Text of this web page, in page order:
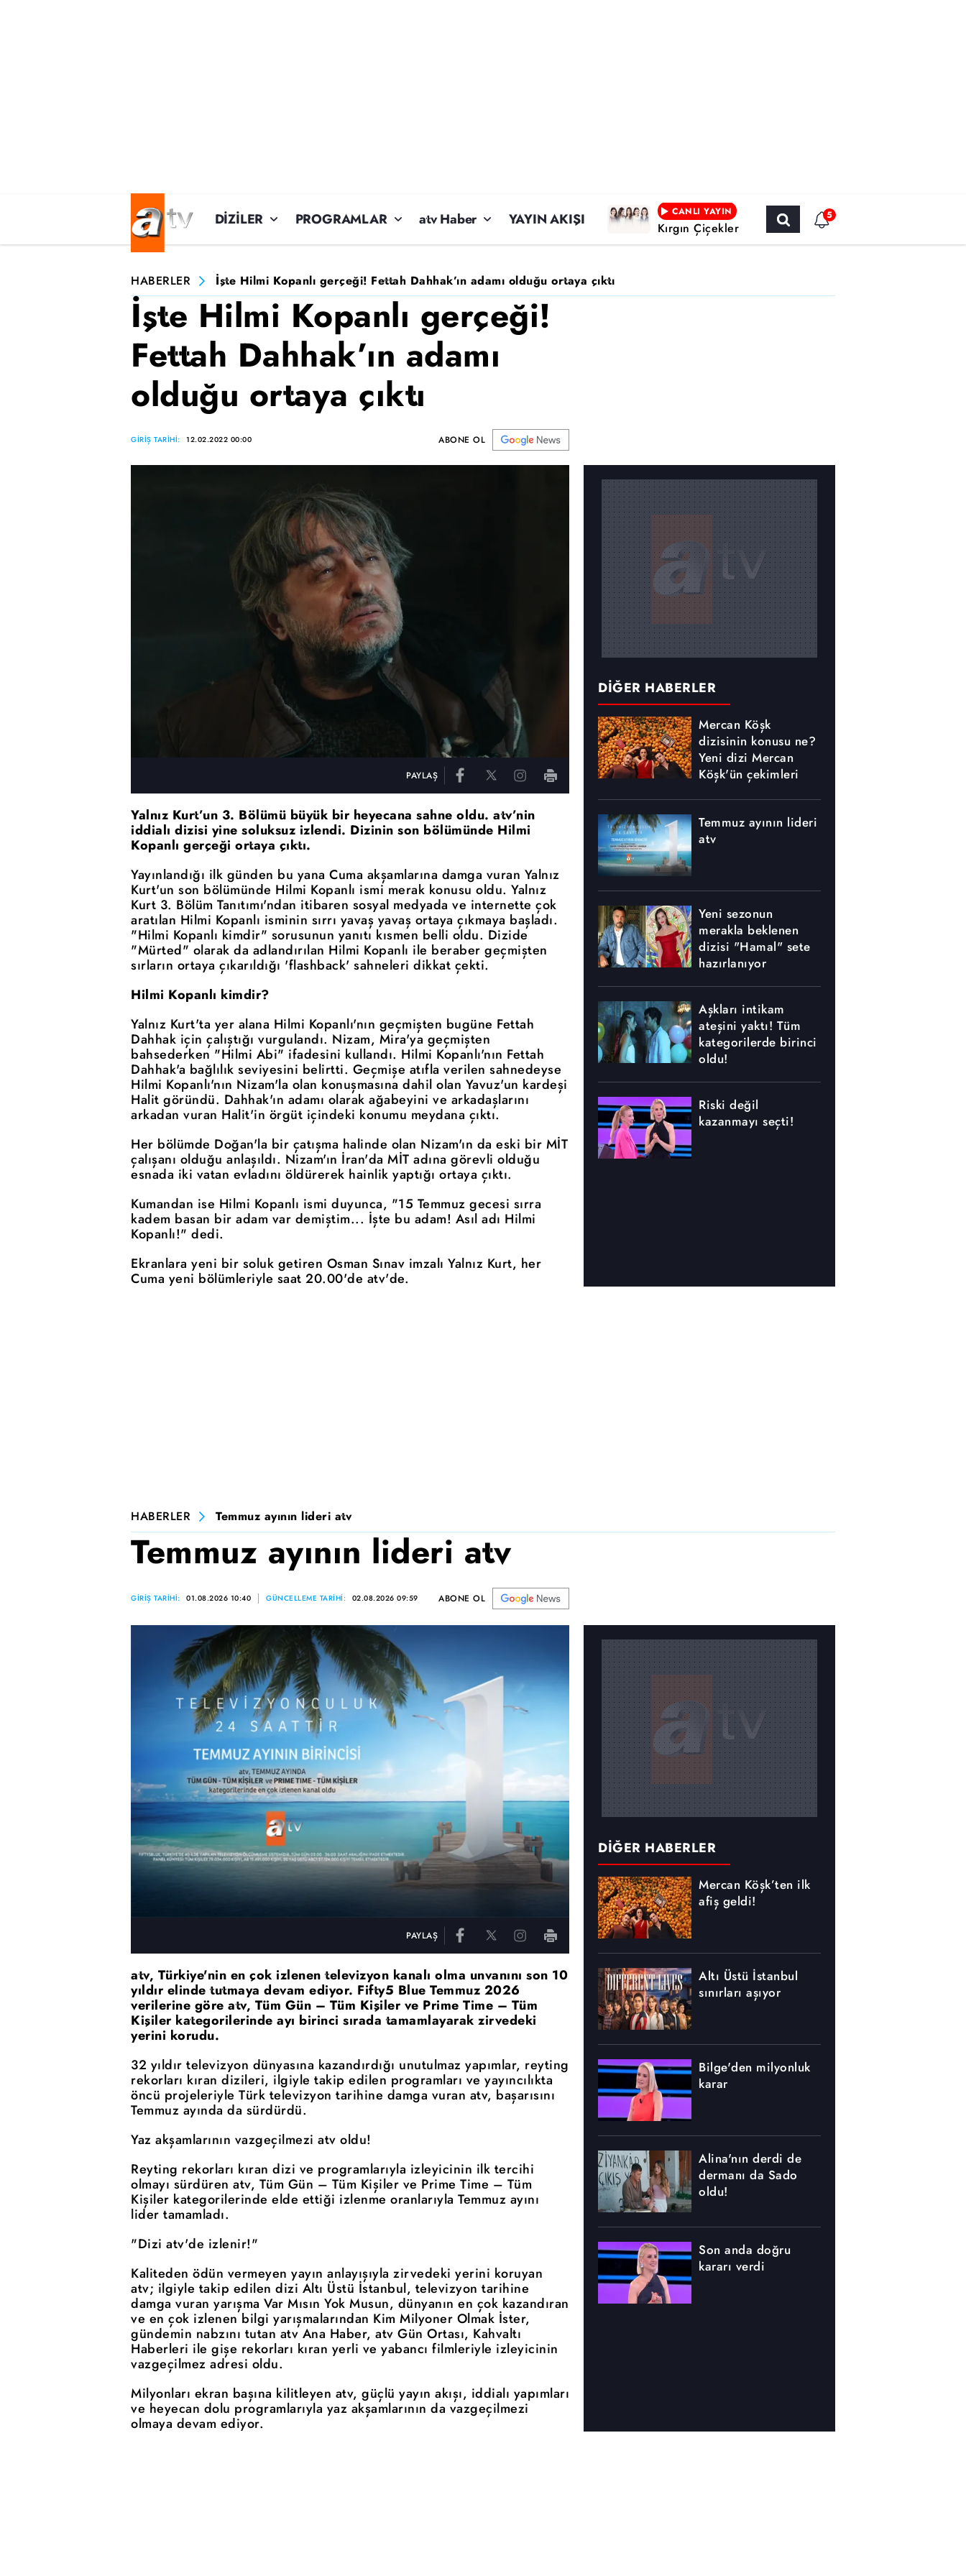
DİZİLER PROGRAMLAR atv Haber YAYIN AKIŞI CANLI YAYIN
Kırgın Çiçekler
5
HABERLER İşte Hilmi Kopanlı gerçeği! Fettah Dahhak’ın adamı olduğu ortaya çıktı
İşte Hilmi Kopanlı gerçeği!
Fettah Dahhak’ın adamı
olduğu ortaya çıktı
GİRİŞ TARİHİ: 12.02.2022 00:00 ABONE OL
PAYLAŞ
Yalnız Kurt’un 3. Bölümü büyük bir heyecana sahne oldu. atv’nin
iddialı dizisi yine soluksuz izlendi. Dizinin son bölümünde Hilmi
Kopanlı gerçeği ortaya çıktı.
Yayınlandığı ilk günden bu yana Cuma akşamlarına damga vuran Yalnız
Kurt'un son bölümünde Hilmi Kopanlı ismi merak konusu oldu. Yalnız
Kurt 3. Bölüm Tanıtımı'ndan itibaren sosyal medyada ve internette çok
aratılan Hilmi Kopanlı isminin sırrı yavaş yavaş ortaya çıkmaya başladı.
"Hilmi Kopanlı kimdir" sorusunun yanıtı kısmen belli oldu. Dizide
"Mürted" olarak da adlandırılan Hilmi Kopanlı ile beraber geçmişten
sırların ortaya çıkarıldığı 'flashback' sahneleri dikkat çekti.
Hilmi Kopanlı kimdir?
Yalnız Kurt'ta yer alana Hilmi Kopanlı'nın geçmişten bugüne Fettah
Dahhak için çalıştığı vurgulandı. Nizam, Mira'ya geçmişten
bahsederken "Hilmi Abi" ifadesini kullandı. Hilmi Kopanlı'nın Fettah
Dahhak'a bağlılık seviyesini belirtti. Geçmişe atıfla verilen sahnedeyse
Hilmi Kopanlı'nın Nizam'la olan konuşmasına dahil olan Yavuz'un kardeşi
Halit göründü. Dahhak'ın adamı olarak ağabeyini ve arkadaşlarını
arkadan vuran Halit'in örgüt içindeki konumu meydana çıktı.
Her bölümde Doğan'la bir çatışma halinde olan Nizam'ın da eski bir MİT
çalışanı olduğu anlaşıldı. Nizam'ın İran'da MİT adına görevli olduğu
esnada iki vatan evladını öldürerek hainlik yaptığı ortaya çıktı.
Kumandan ise Hilmi Kopanlı ismi duyunca, "15 Temmuz gecesi sırra
kadem basan bir adam var demiştim... İşte bu adam! Asıl adı Hilmi
Kopanlı!" dedi.
Ekranlara yeni bir soluk getiren Osman Sınav imzalı Yalnız Kurt, her
Cuma yeni bölümleriyle saat 20.00'de atv'de.
DİĞER HABERLER
Mercan Köşk
dizisinin konusu ne?
Yeni dizi Mercan
Köşk'ün çekimleri
Temmuz ayının lideri
atv
Yeni sezonun
merakla beklenen
dizisi "Hamal" sete
hazırlanıyor
Aşkları intikam
ateşini yaktı! Tüm
kategorilerde birinci
oldu!
Riski değil
kazanmayı seçti!
HABERLER Temmuz ayının lideri atv
Temmuz ayının lideri atv
GİRİŞ TARİHİ: 01.08.2026 10:40 GÜNCELLEME TARİHİ: 02.08.2026 09:59 ABONE OL
PAYLAŞ
atv, Türkiye'nin en çok izlenen televizyon kanalı olma unvanını son 10
yıldır elinde tutmaya devam ediyor. Fifty5 Blue Temmuz 2026
verilerine göre atv, Tüm Gün – Tüm Kişiler ve Prime Time – Tüm
Kişiler kategorilerinde ayı birinci sırada tamamlayarak zirvedeki
yerini korudu.
32 yıldır televizyon dünyasına kazandırdığı unutulmaz yapımlar, reyting
rekorları kıran dizileri, ilgiyle takip edilen programları ve yayıncılıkta
öncü projeleriyle Türk televizyon tarihine damga vuran atv, başarısını
Temmuz ayında da sürdürdü.
Yaz akşamlarının vazgeçilmezi atv oldu!
Reyting rekorları kıran dizi ve programlarıyla izleyicinin ilk tercihi
olmayı sürdüren atv, Tüm Gün – Tüm Kişiler ve Prime Time – Tüm
Kişiler kategorilerinde elde ettiği izlenme oranlarıyla Temmuz ayını
lider tamamladı.
"Dizi atv'de izlenir!"
Kaliteden ödün vermeyen yayın anlayışıyla zirvedeki yerini koruyan
atv; ilgiyle takip edilen dizi Altı Üstü İstanbul, televizyon tarihine
damga vuran yarışma Var Mısın Yok Musun, dünyanın en çok kazandıran
ve en çok izlenen bilgi yarışmalarından Kim Milyoner Olmak İster,
gündemin nabzını tutan atv Ana Haber, atv Gün Ortası, Kahvaltı
Haberleri ile gişe rekorları kıran yerli ve yabancı filmleriyle izleyicinin
vazgeçilmez adresi oldu.
Milyonları ekran başına kilitleyen atv, güçlü yayın akışı, iddialı yapımları
ve heyecan dolu programlarıyla yaz akşamlarının da vazgeçilmezi
olmaya devam ediyor.
DİĞER HABERLER
Mercan Köşk’ten ilk
afiş geldi!
Altı Üstü İstanbul
sınırları aşıyor
Bilge'den milyonluk
karar
Alina'nın derdi de
dermanı da Sado
oldu!
Son anda doğru
kararı verdi